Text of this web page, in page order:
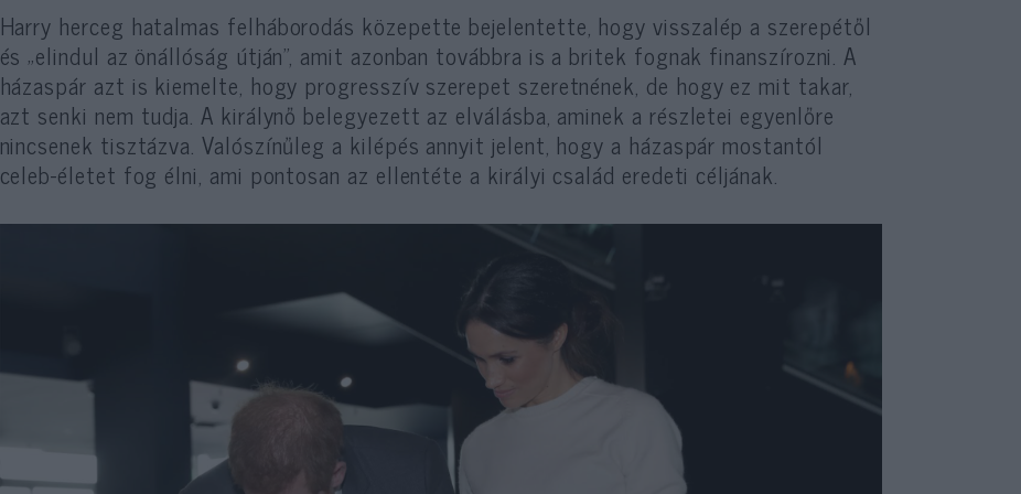
Harry herceg hatalmas felháborodás közepette bejelentette, hogy visszalép a szerepétől
és „elindul az önállóság útján”, amit azonban továbbra is a britek fognak finanszírozni. A
házaspár azt is kiemelte, hogy progresszív szerepet szeretnének, de hogy ez mit takar,
azt senki nem tudja. A királynő belegyezett az elválásba, aminek a részletei egyenlőre
nincsenek tisztázva. Valószínűleg a kilépés annyit jelent, hogy a házaspár mostantól
celeb-életet fog élni, ami pontosan az ellentéte a királyi család eredeti céljának.